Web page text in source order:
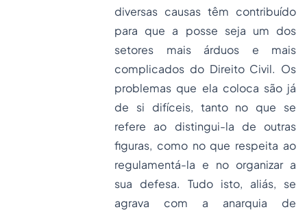
diversas causas têm contribuído
para que a posse seja um dos
setores mais árduos e mais
complicados do Direito Civil. Os
problemas que ela coloca são já
de si difíceis, tanto no que se
refere ao distingui-la de outras
figuras, como no que respeita ao
regulamentá-la e no organizar a
sua defesa. Tudo isto, aliás, se
agrava com a anarquia de